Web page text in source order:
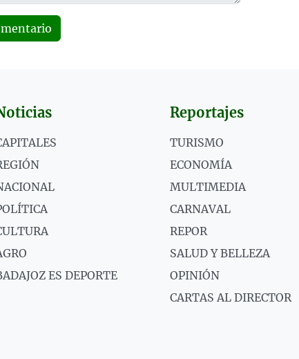
ES DEPORTE
Reportajes
TURISMO
ECONOMÍA
MULTIMEDIA
CARNAVAL
REPOR
SALUD Y BELLEZA
OPINIÓN
CARTAS AL DIRECTOR